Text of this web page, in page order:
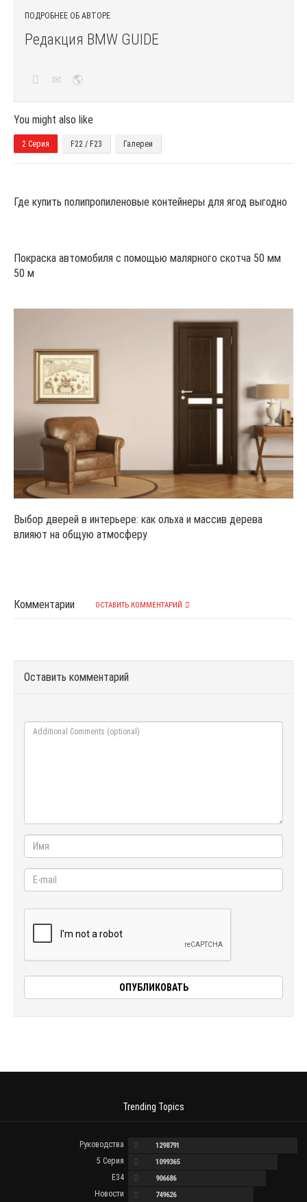
ПОДРОБНЕЕ ОБ АВТОРЕ
Редакция BMW GUIDE
You might also like
2 Серия F22 / F23 Галереи
Где купить полипропиленовые контейнеры для ягод выгодно
Покраска автомобиля с помощью малярного скотча 50 мм
50 м
Выбор дверей в интерьере: как ольха и массив дерева
влияют на общую атмосферу
Комментарии ОСТАВИТЬ КОММЕНТАРИЙ
Оставить комментарий
Trending Topics
Руководства 1298791
5 Серия 1099365
E34 906686
Новости 749626